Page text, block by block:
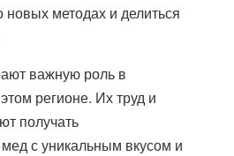
новых методах и делиться
важную роль в
регионе. Их труд и
получать
с уникальным вкусом и